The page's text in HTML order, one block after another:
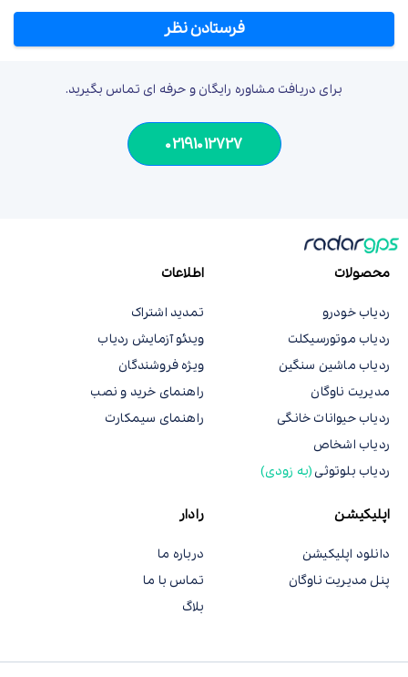
برای دریافت مشاوره رایگان و حرفه ای تماس بگیرید.
02191012727
محصولات
ردیاب خودرو
ردیاب موتورسیکلت
ردیاب ماشین سنگین
مدیریت ناوگان
ردیاب حیوانات خانگی
ردیاب اشخاص
ردیاب بلوتوثی (به زودی)
اطلاعات
تمدید اشتراک
ویدئو آزمایش ردیاب
ویژه فروشندگان
راهنمای خرید و نصب
راهنمای سیمکارت
اپلیکیشن
دانلود اپلیکیشن
پنل مدیریت ناوگان
رادار
درباره ما
تماس با ما
بلاگ